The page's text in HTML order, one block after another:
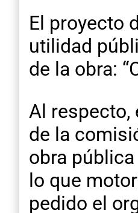
El proyecto
utilidad
de la obra:
Al respecto,
de la
obra
lo que
pedido el